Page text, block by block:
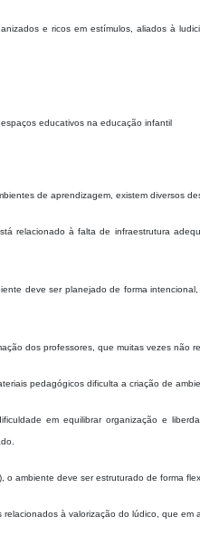
e ricos em estímulos, aliados à
educativos na educação infantil
de aprendizagem, existem diversos
relacionado à falta de infraestrutura
deve ser planejado de forma
dos professores, que muitas vezes não
pedagógicos dificulta a criação de
em equilibrar organização e
o ambiente deve ser estruturado de forma
à valorização do lúdico, que